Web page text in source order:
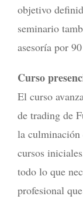
objetivo
seminario
asesoría por
Curso
El curso
de trading de
la culminación
cursos
todo lo que
profesional